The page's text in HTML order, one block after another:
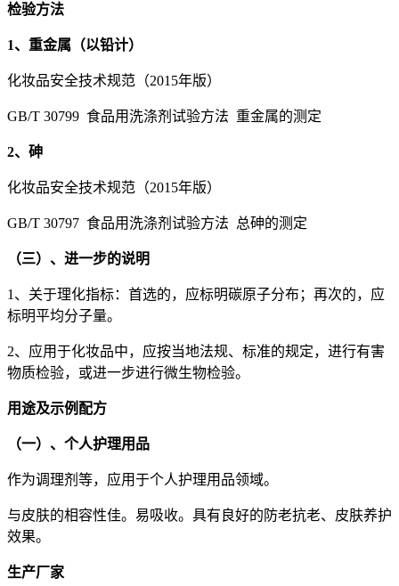
检验方法
1、重金属（以铅计）
化妆品安全技术规范（2015年版）
GB/T 30799 食品用洗涤剂试验方法 重金属的测定
2、砷
化妆品安全技术规范（2015年版）
GB/T 30797 食品用洗涤剂试验方法 总砷的测定
（三）、进一步的说明
1、关于理化指标：首选的，应标明碳原子分布；再次的，应
标明平均分子量。
2、应用于化妆品中，应按当地法规、标准的规定，进行有害
物质检验，或进一步进行微生物检验。
用途及示例配方
（一）、个人护理用品
作为调理剂等，应用于个人护理用品领域。
与皮肤的相容性佳。易吸收。具有良好的防老抗老、皮肤养护
效果。
生产厂家